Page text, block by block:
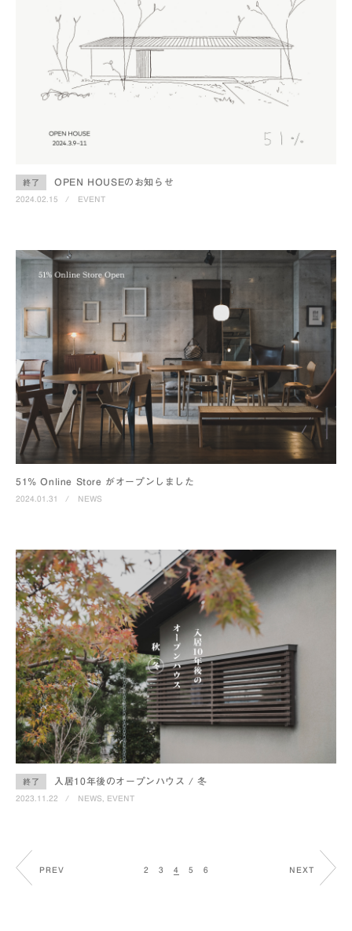
終了 OPEN HOUSEのお知らせ
2024.02.15 / EVENT
51% Online Store がオープンしました
2024.01.31 / NEWS
終了 入居10年後のオープンハウス / 冬
2023.11.22 / NEWS EVENT
PREV 2 3 4 5 6 NEXT